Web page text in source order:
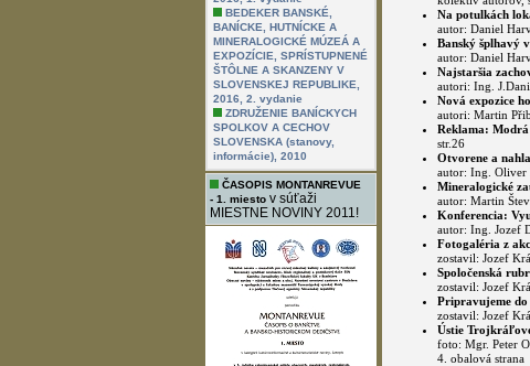
BEDEKER BANSKÉ,
BANÍCKE, HUTNÍCKE A
MINERALOGICKÉ MÚZEÁ A
EXPOZÍCIE, SPRÍSTUPNENÉ
ŠTÔLNE A SKANZENY V
SLOVENSKEJ REPUBLIKE,
2016, 2. vydanie
ZDRUŽENIE BANÍCKYCH
SPOLKOV A CECHOV
SLOVENSKA (stanovy,
informácie), 2010
ČASOPIS MONTANREVUE
- 1. miesto v súťaži
MIESTNE NOVINY 2011!
Na potulkách
autor: Daniel
Banský šplhavý
autor: Daniel
Najstaršia
autori: Ing.
Nová expozice
autori: Martin
Reklama: Modrá
str.26
Otvorene a
autor: Ing. Oliver
Mineralogické
autor: Martin
Konferencia:
autor: Ing. Jozef
Fotogaléria z
zostavil: Jozef
Spoločenská
zostavil: Jozef
Pripravujeme
zostavil: Jozef
Ústie
foto: Mgr. Peter
4. obalová strana